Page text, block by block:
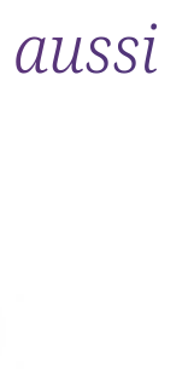
aussi